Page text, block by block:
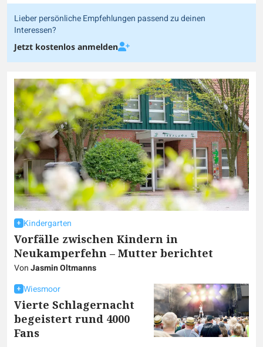
Lieber persönliche Empfehlungen passend zu deinen
Interessen?
Jetzt kostenlos anmelden
Kindergarten
Vorfälle zwischen Kindern in
Neukamperfehn – Mutter berichtet
VonJasmin Oltmanns
Wiesmoor
Vierte Schlagernacht
begeistert rund 4000
Fans